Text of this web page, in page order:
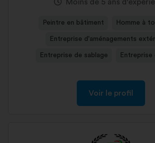
Moins de 5 ans
Peintre en bâtiment Homme à
Entreprise d'aménagements
Entreprise de sablage Entreprise
Voir le profil